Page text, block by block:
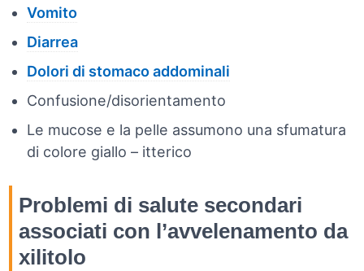
Vomito
Diarrea
Dolori di stomaco addominali
Confusione/disorientamento
Le mucose e la pelle assumono una sfumatura
di colore giallo – itterico
Problemi di salute secondari
associati con l’avvelenamento da
xilitolo